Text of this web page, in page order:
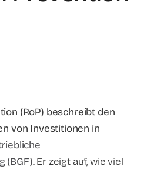
(RoP) beschreibt den
von Investitionen in
(BGF).Er zeigt auf, wie viel